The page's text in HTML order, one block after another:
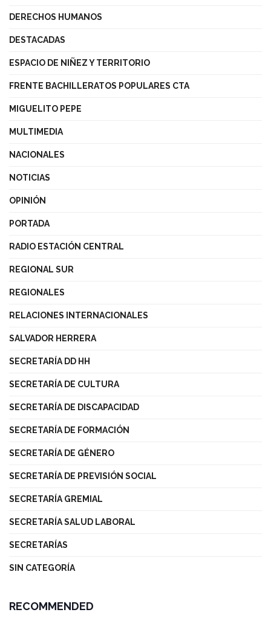
DERECHOS HUMANOS
DESTACADAS
ESPACIO DE NIÑEZ Y TERRITORIO
FRENTE BACHILLERATOS POPULARES CTA
MIGUELITO PEPE
MULTIMEDIA
NACIONALES
NOTICIAS
OPINIÓN
PORTADA
RADIO ESTACIÓN CENTRAL
REGIONAL SUR
REGIONALES
RELACIONES INTERNACIONALES
SALVADOR HERRERA
SECRETARÍA DD HH
SECRETARÍA DE CULTURA
SECRETARÍA DE DISCAPACIDAD
SECRETARÍA DE FORMACIÓN
SECRETARÍA DE GÉNERO
SECRETARÍA DE PREVISIÓN SOCIAL
SECRETARÍA GREMIAL
SECRETARÍA SALUD LABORAL
SECRETARÍAS
SIN CATEGORÍA
RECOMMENDED